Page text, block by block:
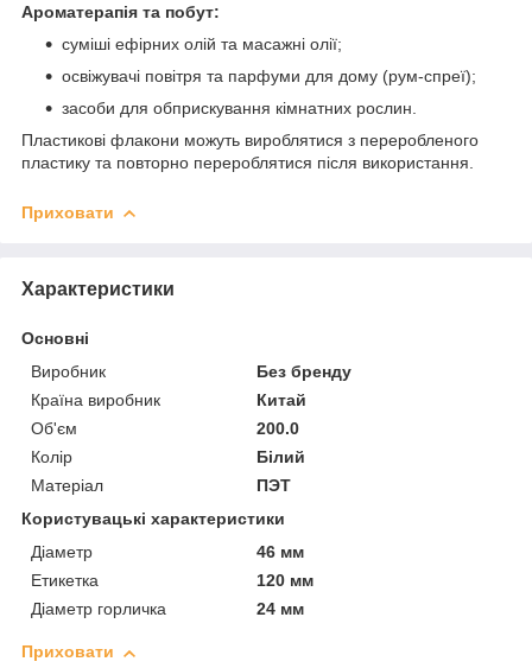
Ароматерапія та побут:
суміші ефірних олій та масажні олії;
освіжувачі повітря та парфуми для дому (рум-спреї);
засоби для обприскування кімнатних рослин.
Пластикові флакони можуть вироблятися з переробленого
пластику та повторно перероблятися після використання.
Приховати
Характеристики
Основні
Виробник
Без бренду
Країна виробник
Китай
Об'єм
200.0
Колір
Білий
Матеріал
ПЭТ
Користувацькі характеристики
Діаметр
46 мм
Етикетка
120 мм
Діаметр горличка
24 мм
Приховати